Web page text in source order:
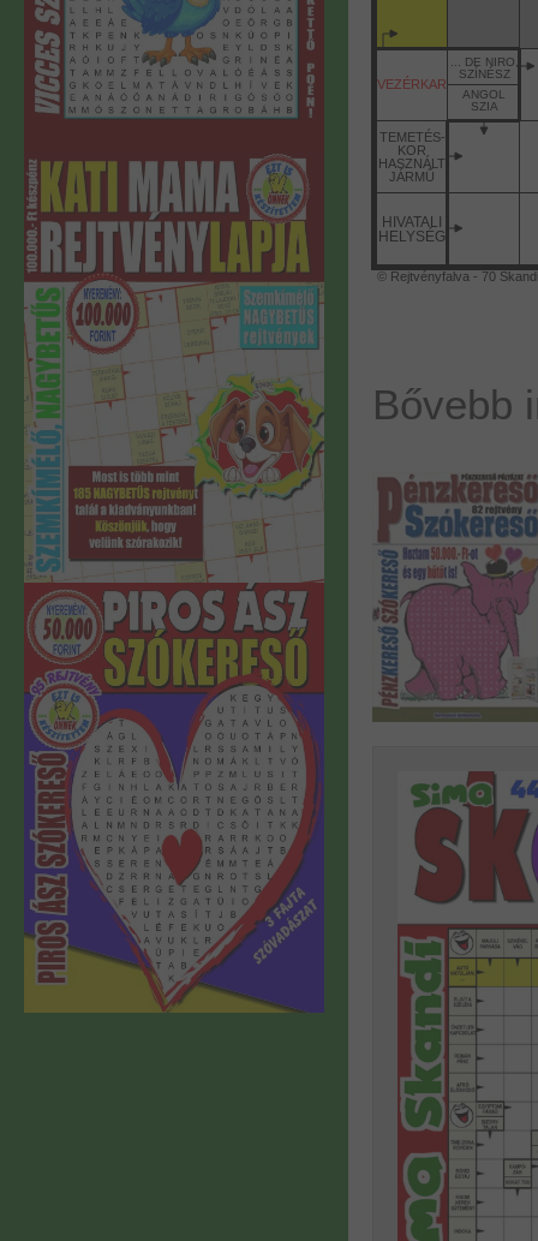
VEZÉRKAR
TEMETÉS-
KOR
HASZNÁLT
JÁRMŰ
HIVATALI
HELYSÉG
... DE NIRO,
SZÍNÉSZ
ANGOL
SZIA
© Rejtvényfalva - 70 Skandi
Bővebb